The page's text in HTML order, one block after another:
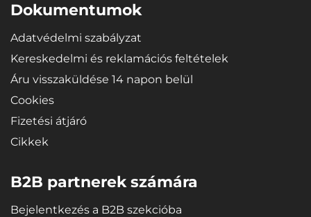
Dokumentumok
Adatvédelmi szabályzat
Kereskedelmi és reklamációs feltételek
Áru visszaküldése 14 napon belül
Cookies
Fizetési átjáró
Cikkek
B2B partnerek számára
Bejelentkezés a B2B szekcióba